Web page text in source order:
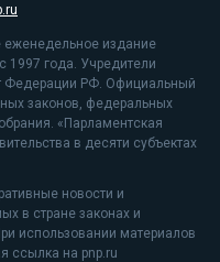
еженедельное издание
1997 года. Учредители
Федерации РФ. Официальный
законов, федеральных
«Парламентская
в десяти субъектах
новости и
в стране законах и
использовании материалов
ссылка на pnp.ru